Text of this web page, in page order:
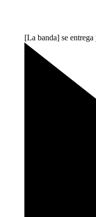
[La banda] se